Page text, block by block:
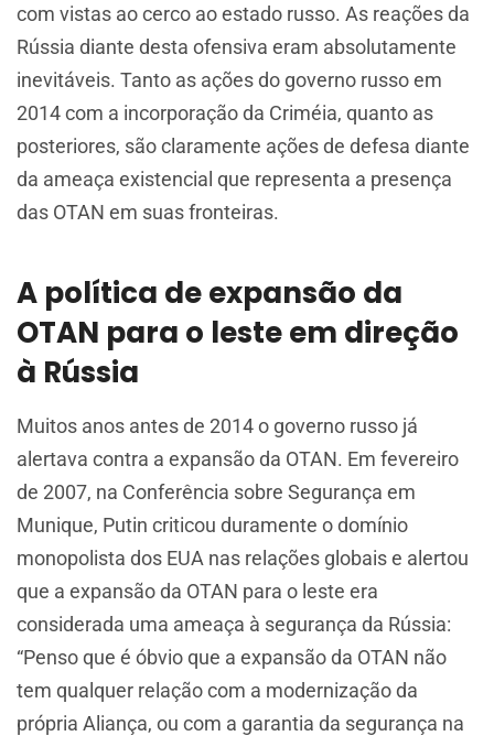
com vistas ao cerco ao estado russo. As reações da
Rússia diante desta ofensiva eram absolutamente
inevitáveis. Tanto as ações do governo russo em
2014 com a incorporação da Criméia, quanto as
posteriores, são claramente ações de defesa diante
da ameaça existencial que representa a presença
das OTAN em suas fronteiras.
A política de expansão da
OTAN para o leste em direção
à Rússia
Muitos anos antes de 2014 o governo russo já
alertava contra a expansão da OTAN. Em fevereiro
de 2007, na Conferência sobre Segurança em
Munique, Putin criticou duramente o domínio
monopolista dos EUA nas relações globais e alertou
que a expansão da OTAN para o leste era
considerada uma ameaça à segurança da Rússia:
“Penso que é óbvio que a expansão da OTAN não
tem qualquer relação com a modernização da
própria Aliança, ou com a garantia da segurança na